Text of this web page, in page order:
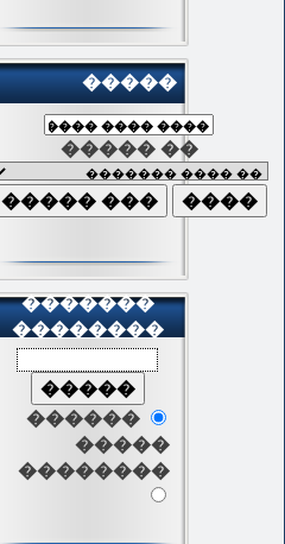
�����
����� ��
�������
��������
������
�����
��������